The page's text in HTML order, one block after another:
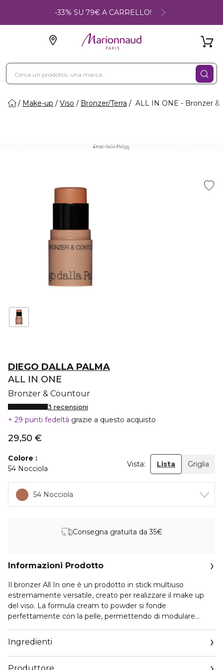
-33% SU 79€ A CARRELLO!
Make-up Viso Bronzer/Terra ALL IN ONE - Bronzer &
DIEGO DALLA PALMA
ALL IN ONE
Bronzer & Countour
3 recensioni
29 punti fedeltà grazie a questo acquisto
29,50 €
Colore
54 Nocciola
Vista: Lista Griglia
54 Nocciola
Consegna gratuita da 35€
Informazioni Prodotto
Il bronzer All In one è un prodotto in stick multiuso
estremamente versatile, creato per realizzare il make up
del viso. La formula cream to powder si fonde
perfettamente con la pelle, permettendo di modulare
formato in stick risulta ideale per la tecnica del contouring,
con la quale si può restituire la tridimensionalità al volto
riproducendone le ombre naturali del volto su zigomi,
Ingredienti